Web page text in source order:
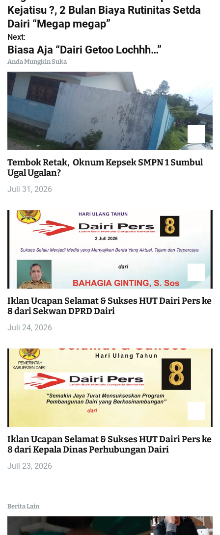
a
v
i
g
a
s
i
p
o
Kejatisu ?, 2 Bulan Biaya Rutinitas Setda
Dairi “Megap megap”
Next:
Biasa Aja “Dairi Getoo Lochhh…”
Anda Mungkin Suka
Tembok Retak, Oknum Kepsek SMPN 1 Sumbul
Ugal Ugalan?
Juli 31, 2026
Iklan Ucapan Selamat & Sukses HUT Dairi Pers ke
8 dari Sekwan DPRD Dairi
Juli 24, 2026
Iklan Ucapan Selamat & Sukses HUT Dairi Pers ke
8 dari Kepala Dinas Perhubungan Dairi
Juli 23, 2026
Berita Lain